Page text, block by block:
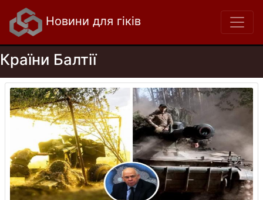
Новини для гіків
Країни Балтії